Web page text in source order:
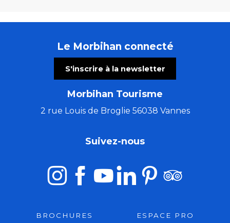
Le Morbihan connecté
S'inscrire à la newsletter
Morbihan Tourisme
2 rue Louis de Broglie 56038 Vannes
Suivez-nous
BROCHURES ESPACE PRO